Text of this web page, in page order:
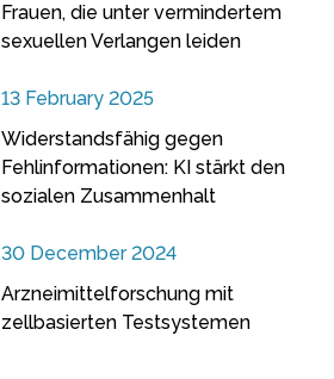
Frauen, die unter vermindertem
sexuellen Verlangen leiden
13 February 2025
Widerstandsfähig gegen
Fehlinformationen: KI stärkt den
sozialen Zusammenhalt
30 December 2024
Arzneimittelforschung mit
zellbasierten Testsystemen